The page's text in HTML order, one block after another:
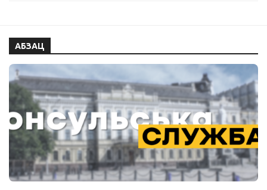
АБЗАЦ